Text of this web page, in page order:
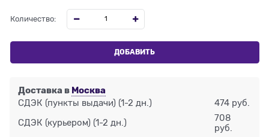
Количество:
ДОБАВИТЬ
Доставка в Москва
СДЭК (пункты выдачи) (1-2 дн.) 474 руб.
СДЭК (курьером) (1-2 дн.)
708
руб.